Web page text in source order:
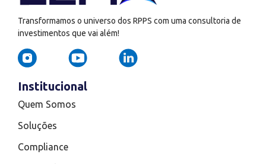
Transformamos o universo dos RPPS com uma consultoria de
investimentos que vai além!
Institucional
Quem Somos
Soluções
Compliance